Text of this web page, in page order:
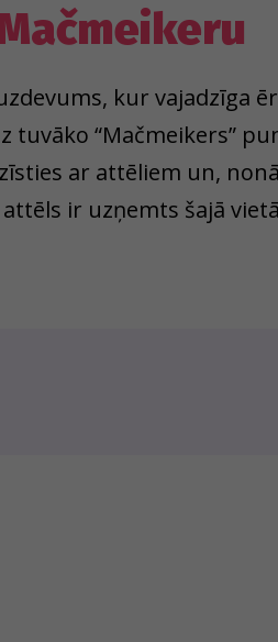
kur vajadzīga
tuvāko “Mačmeikers”
ar attēliem un,
ir uzņemts šajā